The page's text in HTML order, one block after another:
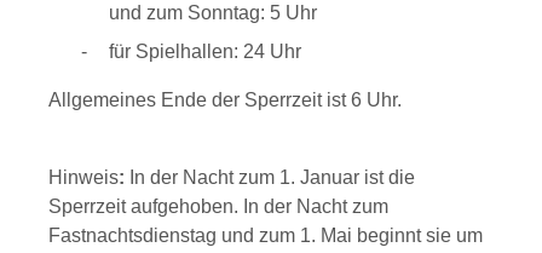
und zum Sonntag: 5 Uhr
für Spielhallen: 24 Uhr
Allgemeines Ende der Sperrzeit ist 6 Uhr.
Hinweis: In der Nacht zum 1. Januar ist die
Sperrzeit aufgehoben. In der Nacht zum
Fastnachtsdienstag und zum 1. Mai beginnt sie um